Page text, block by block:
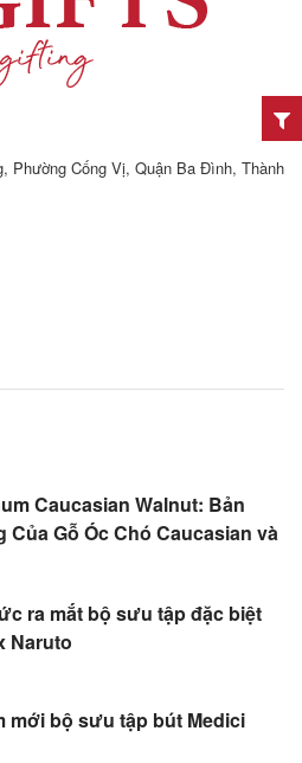
Phường Cống Vị, Quận Ba Đình, Thành
Caucasian Walnut: Bản
Của Gỗ Óc Chó Caucasian và
ra mắt bộ sưu tập đặc biệt
Naruto
mới bộ sưu tập bút Medici